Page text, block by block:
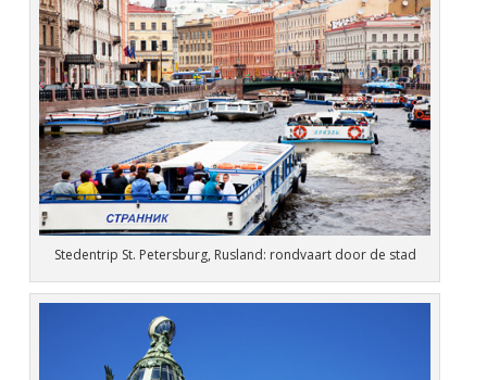
Stedentrip St. Petersburg, Rusland: rondvaart door de stad